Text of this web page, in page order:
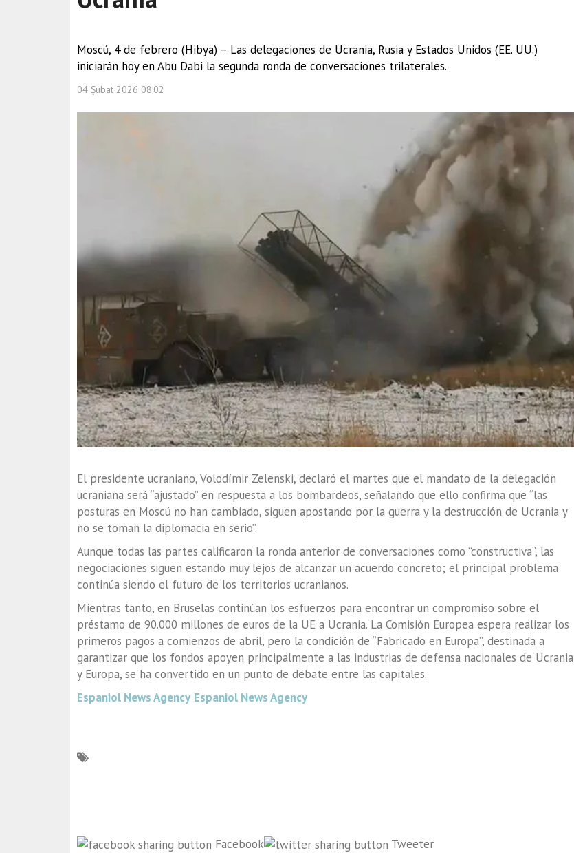
Moscú, 4 de febrero (Hibya) – Las delegaciones de Ucrania, Rusia y Estados Unidos (EE. UU.)
iniciarán hoy en Abu Dabi la segunda ronda de conversaciones trilaterales.
04 Şubat 2026 08:02
El presidente ucraniano, Volodímir Zelenski, declaró el martes que el mandato de la delegación
ucraniana será “ajustado” en respuesta a los bombardeos, señalando que ello confirma que “las
posturas en Moscú no han cambiado, siguen apostando por la guerra y la destrucción de Ucrania y
no se toman la diplomacia en serio”.
Aunque todas las partes calificaron la ronda anterior de conversaciones como “constructiva”, las
negociaciones siguen estando muy lejos de alcanzar un acuerdo concreto; el principal problema
continúa siendo el futuro de los territorios ucranianos.
Mientras tanto, en Bruselas continúan los esfuerzos para encontrar un compromiso sobre el
préstamo de 90.000 millones de euros de la UE a Ucrania. La Comisión Europea espera realizar los
primeros pagos a comienzos de abril, pero la condición de “Fabricado en Europa”, destinada a
garantizar que los fondos apoyen principalmente a las industrias de defensa nacionales de Ucrania
y Europa, se ha convertido en un punto de debate entre las capitales.
Espaniol News Agency Espaniol News Agency
Facebook
Tweeter